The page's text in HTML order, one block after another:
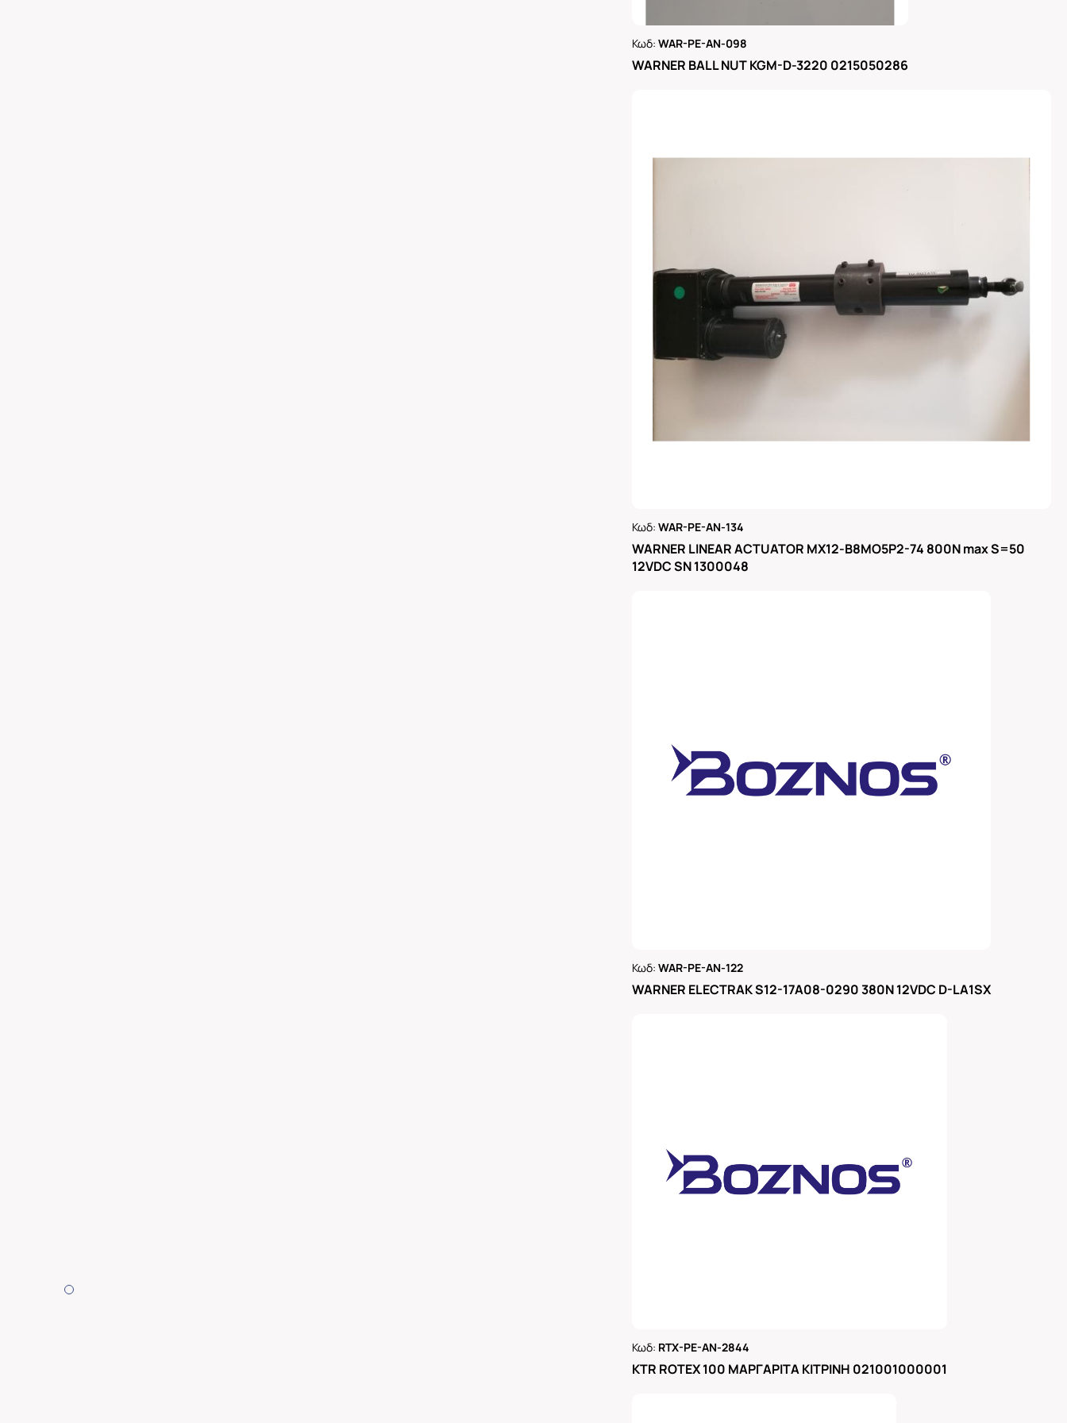
Κωδ: WAR-PE-AN-098
WARNER BALL NUT KGM-D-3220 0215050286
Κωδ: WAR-PE-AN-134
WARNER LINEAR ACTUATOR MX12-B8MO5P2-74 800N max S=50
12VDC SN 1300048
Κωδ: WAR-PE-AN-122
WARNER ELECTRAK S12-17A08-0290 380N 12VDC D-LA1SX
Κωδ: RTX-PE-AN-2844
KTR ROTEX 100 ΜΑΡΓΑΡΙΤΑ ΚΙΤΡΙΝΗ 021001000001